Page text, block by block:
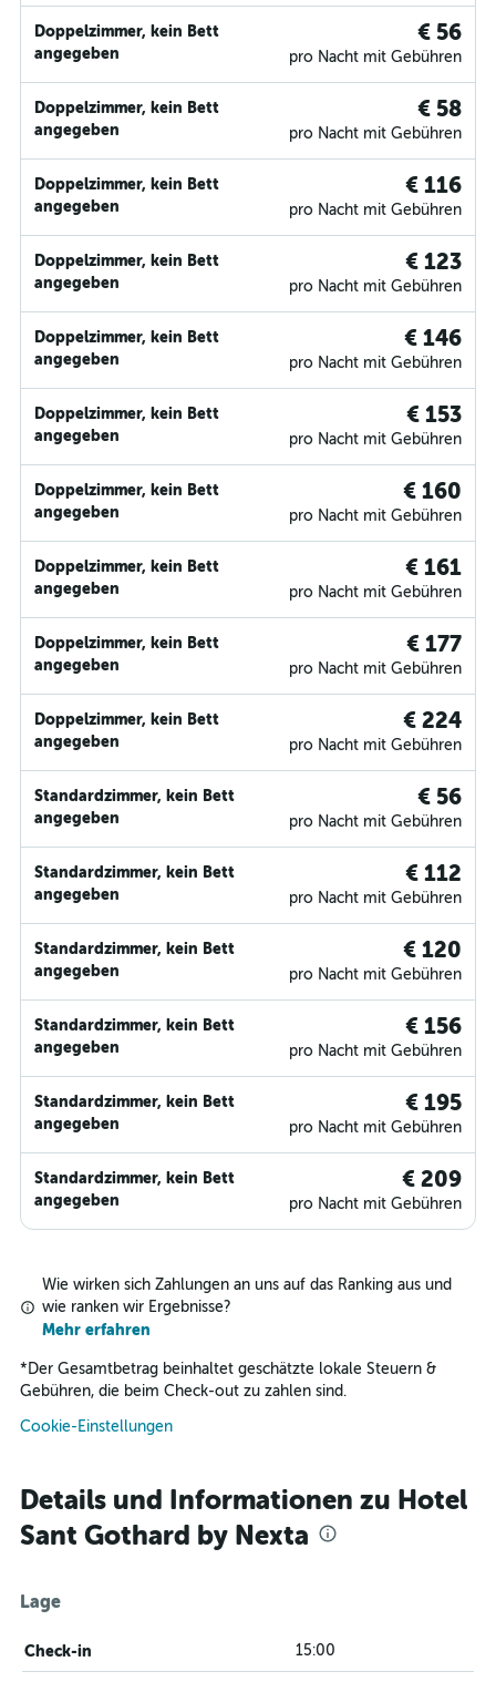
Doppelzimmer, kein Bett
angegeben
€ 56
pro Nacht mit Gebühren
Doppelzimmer, kein Bett
angegeben
€ 58
pro Nacht mit Gebühren
Doppelzimmer, kein Bett
angegeben
€ 116
pro Nacht mit Gebühren
Doppelzimmer, kein Bett
angegeben
€ 123
pro Nacht mit Gebühren
Doppelzimmer, kein Bett
angegeben
€ 146
pro Nacht mit Gebühren
Doppelzimmer, kein Bett
angegeben
€ 153
pro Nacht mit Gebühren
Doppelzimmer, kein Bett
angegeben
€ 160
pro Nacht mit Gebühren
Doppelzimmer, kein Bett
angegeben
€ 161
pro Nacht mit Gebühren
Doppelzimmer, kein Bett
angegeben
€ 177
pro Nacht mit Gebühren
Doppelzimmer, kein Bett
angegeben
€ 224
pro Nacht mit Gebühren
Standardzimmer, kein Bett
angegeben
€ 56
pro Nacht mit Gebühren
Standardzimmer, kein Bett
angegeben
€ 112
pro Nacht mit Gebühren
Standardzimmer, kein Bett
angegeben
€ 120
pro Nacht mit Gebühren
Standardzimmer, kein Bett
angegeben
€ 156
pro Nacht mit Gebühren
Standardzimmer, kein Bett
angegeben
€ 195
pro Nacht mit Gebühren
Standardzimmer, kein Bett
angegeben
€ 209
pro Nacht mit Gebühren
Wie wirken sich Zahlungen an uns auf das Ranking aus und
wie ranken wir Ergebnisse?
Mehr erfahren
* Der Gesamtbetrag beinhaltet geschätzte lokale Steuern &
Gebühren, die beim Check-out zu zahlen sind.
Cookie-Einstellungen
Details und Informationen zu Hotel
Sant Gothard by Nexta
Lage
Check-in 15:00